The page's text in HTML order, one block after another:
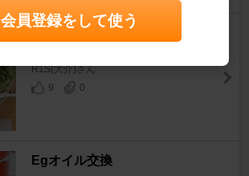
オイル交換、洗車
R1S(大介)さん
9
0
Egオイル交換
会員登録をして使う